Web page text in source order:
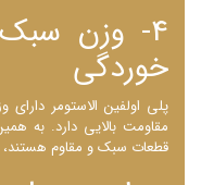
4- وزن
خوردگی
پلی اولفین الاستومر
مقاومت بالایی دارد. به
قطعات سبک و مقاوم